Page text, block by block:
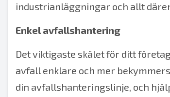
industrianläggningar och allt
Enkel avfallshantering
Det viktigaste skälet för ditt
avfall enklare och mer
din avfallshanteringslinje, och